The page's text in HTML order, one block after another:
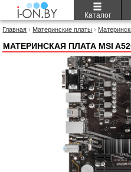
Каталог
Главная › Материнские платы ›
МАТЕРИНСКАЯ ПЛАТА MSI